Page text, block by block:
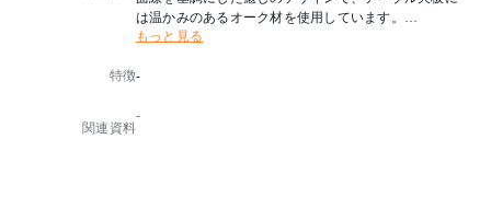
は温かみのあるオーク材を使用しています。
LEDライトで適度な照度を確保し、吸音ウレタンでノ
状態をサポートします。
ります。
もっと見る
特徴-
関連資料
-